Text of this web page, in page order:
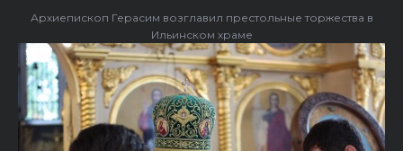
Архиепископ Герасим возглавил престольные торжества в
Ильинском храме